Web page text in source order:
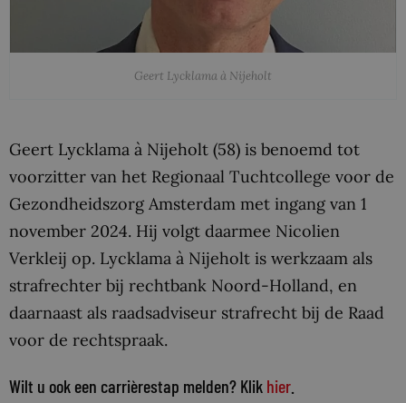
Geert Lycklama à Nijeholt
Geert Lycklama à Nijeholt (58) is benoemd tot
voorzitter van het Regionaal Tuchtcollege voor de
Gezondheidszorg Amsterdam met ingang van 1
november 2024. Hij volgt daarmee Nicolien
Verkleij op. Lycklama à Nijeholt is werkzaam als
strafrechter bij rechtbank Noord-Holland, en
daarnaast als raadsadviseur strafrecht bij de Raad
voor de rechtspraak.
Wilt u ook een carrièrestap melden? Klik hier